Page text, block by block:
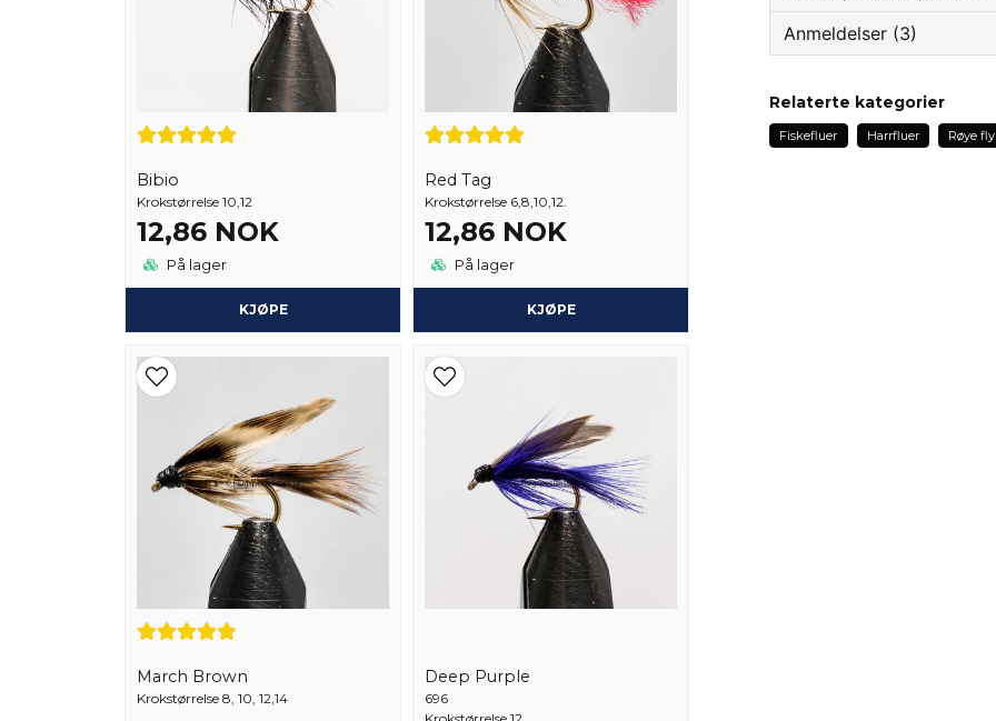
Bibio
Krokstørrelse 10,12
12,86 NOK
På lager
KJØPE
Red Tag
Krokstørrelse 6,8,10,12.
12,86 NOK
På lager
KJØPE
March Brown
Krokstørrelse 8, 10, 12,14
Deep Purple
696
question
Anmeldelser (3)
Conny
Bra bundna flugor snabb
Relaterte kategorier
Fiskefluer Harrfluer Røye